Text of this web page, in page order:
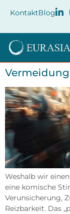
KontaktBlog
Weshalb wir
eine komische
Verunsicherung,
Reizbarkeit. Das